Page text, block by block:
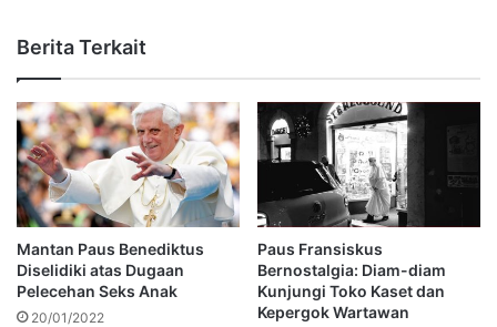
Berita Terkait
Mantan Paus Benediktus
Diselidiki atas Dugaan
Pelecehan Seks Anak
20/01/2022
Paus Fransiskus
Bernostalgia: Diam-diam
Kunjungi Toko Kaset dan
Kepergok Wartawan